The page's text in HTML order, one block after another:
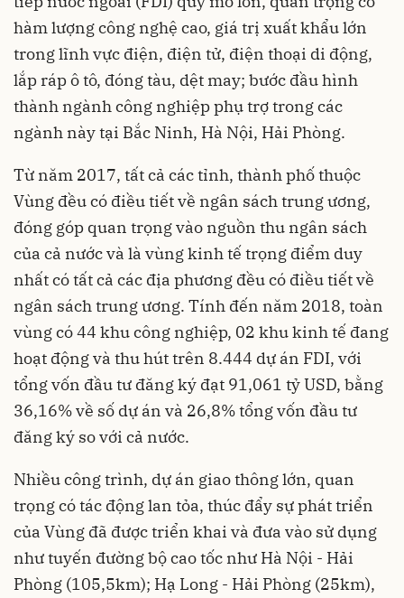
hàm lượng công nghệ cao, giá trị xuất khẩu lớn
trong lĩnh vực điện, điện tử, điện thoại di động,
lắp ráp ô tô, đóng tàu, dệt may; bước đầu hình
thành ngành công nghiệp phụ trợ trong các
ngành này tại Bắc Ninh, Hà Nội, Hải Phòng.
Từ năm 2017, tất cả các tỉnh, thành phố thuộc
Vùng đều có điều tiết về ngân sách trung ương,
đóng góp quan trọng vào nguồn thu ngân sách
của cả nước và là vùng kinh tế trọng điểm duy
nhất có tất cả các địa phương đều có điều tiết về
ngân sách trung ương. Tính đến năm 2018, toàn
vùng có 44 khu công nghiệp, 02 khu kinh tế đang
hoạt động và thu hút trên 8.444 dự án FDI, với
tổng vốn đầu tư đăng ký đạt 91,061 tỷ USD, bằng
36,16% về số dự án và 26,8% tổng vốn đầu tư
đăng ký so với cả nước.
Nhiều công trình, dự án giao thông lớn, quan
trọng có tác động lan tỏa, thúc đẩy sự phát triển
của Vùng đã được triển khai và đưa vào sử dụng
như tuyến đường bộ cao tốc như Hà Nội - Hải
Phòng (105,5km); Hạ Long - Hải Phòng (25km),